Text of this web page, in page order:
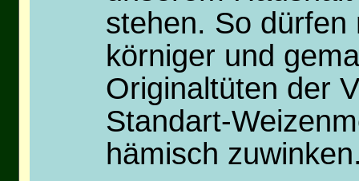
stehen. So
körniger und
Originaltüten der
Standart-
hämisch